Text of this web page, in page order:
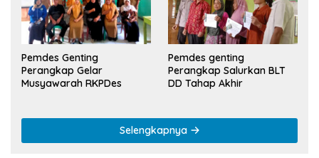
Pemdes Genting
Perangkap Gelar
Musyawarah RKPDes
Pemdes genting
Perangkap Salurkan BLT
DD Tahap Akhir
Selengkapnya